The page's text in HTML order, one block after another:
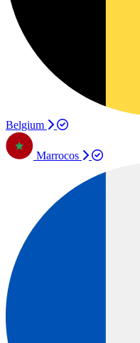
Belgium
Marrocos